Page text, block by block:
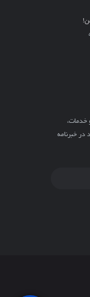
خدمات،
در خبرنامه